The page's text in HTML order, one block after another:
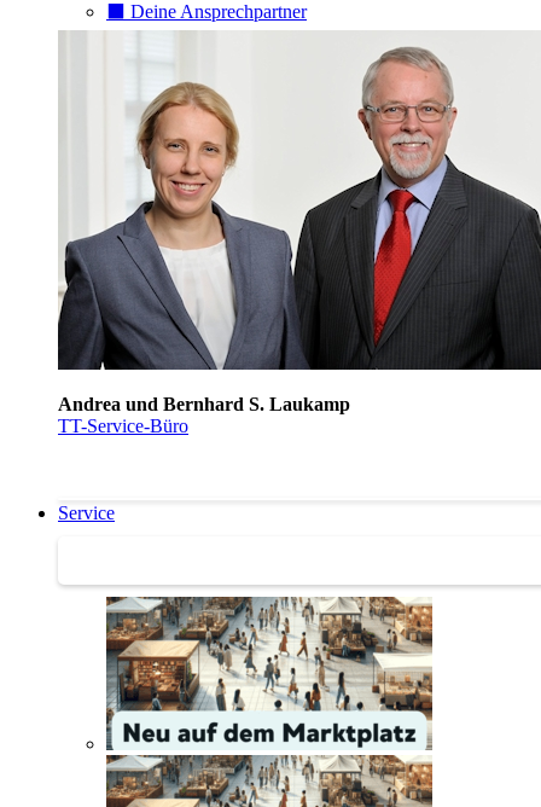
⬛️ Deine Ansprechpartner
Andrea und Bernhard S. Laukamp
TT-Service-Büro
Service